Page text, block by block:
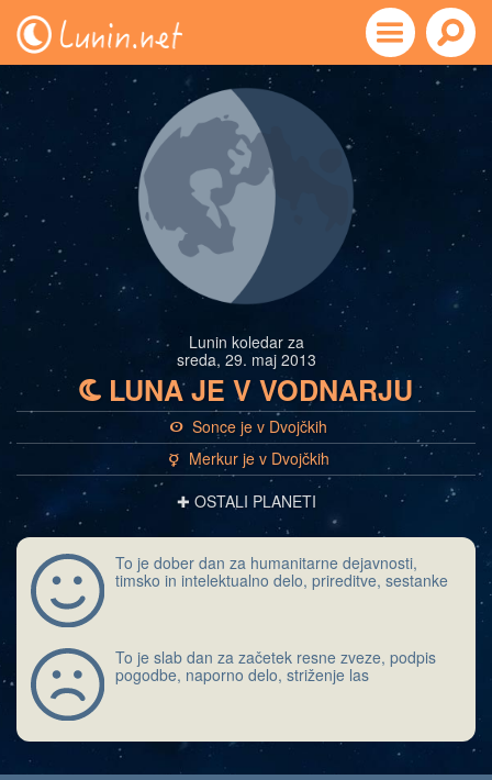
Lunin koledar za
sreda, 29. maj 2013
b LUNA JE V VODNARJU
a Sonce je v Dvojčkih
c Merkur je v Dvojčkih
✚ OSTALI PLANETI
To je dober dan za humanitarne dejavnosti,
timsko in intelektualno delo, prireditve, sestanke
To je slab dan za začetek resne zveze, podpis
pogodbe, naporno delo, striženje las